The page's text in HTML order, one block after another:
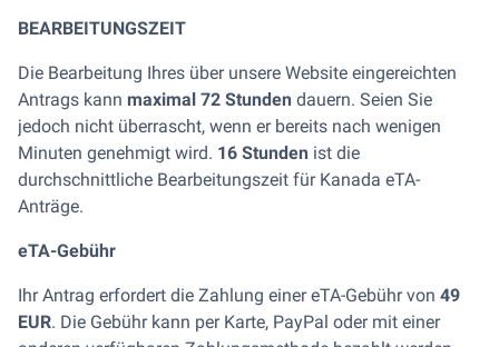
BEARBEITUNGSZEIT
Die Bearbeitung Ihres über unsere Website eingereichten
Antrags kann maximal 72 Stunden dauern. Seien Sie
jedoch nicht überrascht, wenn er bereits nach wenigen
Minuten genehmigt wird. 16 Stunden ist die
durchschnittliche Bearbeitungszeit für Kanada eTA-
Anträge.
eTA-Gebühr
Ihr Antrag erfordert die Zahlung einer eTA-Gebühr von 49
EUR. Die Gebühr kann per Karte, PayPal oder mit einer